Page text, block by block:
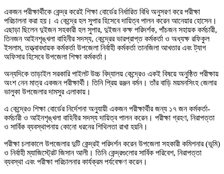
একজন পরীক্ষার্থীকে কেন্দ্র করেই শিক্ষা বোর্ডের নির্ধারিত বিধি অনুসরণ করে পরীক্ষা
পরিচালনা করা হয়। এ কেন্দ্রে হল সুপার হিসেবে দায়িত্ব পালন করেন আনেয়ার হোসেন।
এছাড়া ছিলেন দুইজন সহকারী হল সুপার, দুইজন কক্ষ পরিদর্শক, পাঁচজন সহায়ক কর্মচারী,
তিনজন আইনশৃঙ্খলা বাহিনীর সদস্য, কেন্দ্রের ভারপ্রাপ্ত কর্মকর্তা ও অধ্যক্ষ রফিকুল
ইসলাম, তত্ত্বাবধায়ক কর্মকর্তা উপজেলা নির্বাহী কর্মকর্তা তানজিলা আখতার এবং ট্যাগ
অফিসার হিসেবে উপজেলা শিক্ষা কর্মকর্তা।
অন্যদিকে তাড়াইল সরকারি পাইলট উচ্চ বিদ্যালয় কেন্দ্রেও একই বিষয়ে অনুষ্ঠিত পরীক্ষায়
অংশ নেন মাত্র একজন পরীক্ষার্থী। তিনি প্রিয় রঞ্জন বর্মন। তাঁর বাড়ি ময়মনসিংহ জেলার
ভালুকা উপজেলার দামসুর এলাকায়।
এ কেন্দ্রেও শিক্ষা বোর্ডের নির্দেশনা অনুযায়ী একজন পরীক্ষার্থীর জন্য ১৭ জন কর্মকর্তা-
কর্মচারী ও আইনশৃঙ্খলা বাহিনীর সদস্য দায়িত্ব পালন করেন। পরীক্ষা গ্রহণ, নিরাপত্তা
ও সার্বিক ব্যবস্থাপনায় কোনো ধরনের শিথিলতা রাখা হয়নি।
পরীক্ষা চলাকালে উপজেলার দুটি কেন্দ্রই পরিদর্শন করেন উপজেলা সহকারী কমিশনার (ভূমি)
ও নির্বাহী ম্যাজিস্ট্রেট জিসান আলী। তিনি কেন্দ্রগুলোর সার্বিক পরিবেশ, নিরাপত্তা
ব্যবস্থা এবং পরীক্ষা পরিচালনার কার্যক্রম পর্যবেক্ষণ করেন।